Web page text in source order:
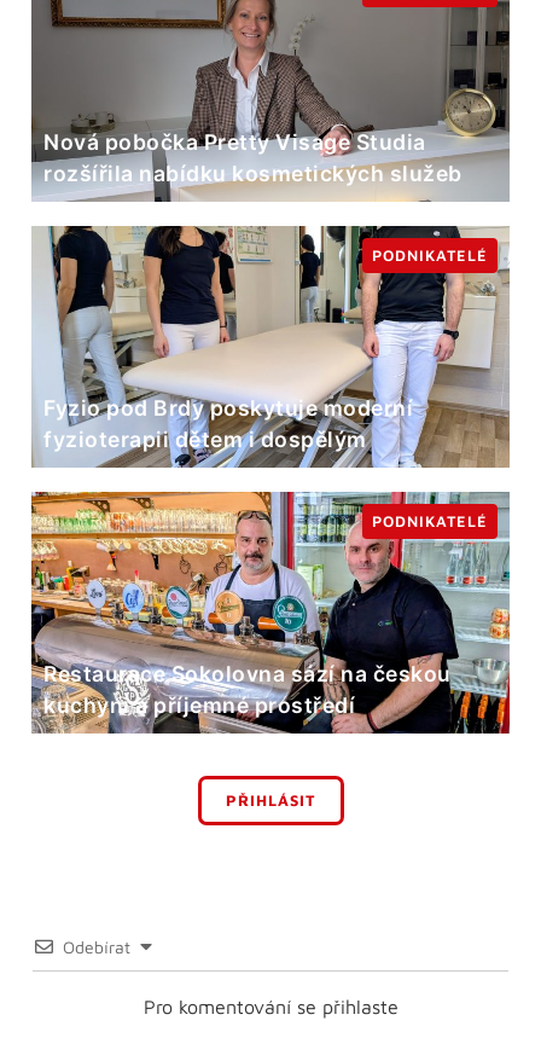
Nová pobočka Pretty Visage Studia
rozšířila nabídku kosmetických služeb
Fyzio pod Brdy poskytuje moderní
fyzioterapii dětem i dospělým
PODNIKATELÉ
Restaurace Sokolovna sází na českou
kuchyni a příjemné prostředí
PODNIKATELÉ
PŘIHLÁSIT
Odebírat
Pro komentování se přihlaste